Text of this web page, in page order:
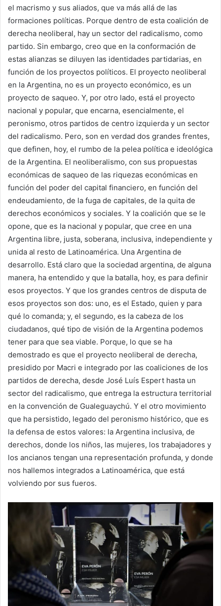
el macrismo y sus aliados, que va más allá de las
formaciones políticas. Porque dentro de esta coalición de
derecha neoliberal, hay un sector del radicalismo, como
partido. Sin embargo, creo que en la conformación de
estas alianzas se diluyen las identidades partidarias, en
función de los proyectos políticos. El proyecto neoliberal
en la Argentina, no es un proyecto económico, es un
proyecto de saqueo. Y, por otro lado, está el proyecto
nacional y popular, que encarna, esencialmente, el
peronismo, otros partidos de centro izquierda y un sector
del radicalismo. Pero, son en verdad dos grandes frentes,
que definen, hoy, el rumbo de la pelea política e ideológica
de la Argentina. El neoliberalismo, con sus propuestas
económicas de saqueo de las riquezas económicas en
función del poder del capital financiero, en función del
endeudamiento, de la fuga de capitales, de la quita de
derechos económicos y sociales. Y la coalición que se le
opone, que es la nacional y popular, que cree en una
Argentina libre, justa, soberana, inclusiva, independiente y
unida al resto de Latinoamérica. Una Argentina de
desarrollo. Está claro que la sociedad argentina, de alguna
manera, ha entendido y que la batalla, hoy, es para definir
esos proyectos. Y que los grandes centros de disputa de
esos proyectos son dos: uno, es el Estado, quien y para
qué lo comanda; y, el segundo, es la cabeza de los
ciudadanos, qué tipo de visión de la Argentina podemos
tener para que sea viable. Porque, lo que se ha
demostrado es que el proyecto neoliberal de derecha,
presidido por Macri e integrado por las coaliciones de los
partidos de derecha, desde José Luís Espert hasta un
sector del radicalismo, que entrega la estructura territorial
en la convención de Gualeguaychú. Y el otro movimiento
que ha persistido, legado del peronismo histórico, que es
la defensa de estos valores: la Argentina inclusiva, de
derechos, donde los niños, las mujeres, los trabajadores y
los ancianos tengan una representación profunda, y donde
nos hallemos integrados a Latinoamérica, que está
volviendo por sus fueros.